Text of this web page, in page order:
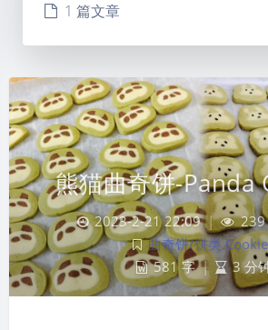
1 篇文章
熊猫曲奇饼-Panda
2023-2-21 22:09 | 239
曲奇饼/饼类
581 字 | 3 分